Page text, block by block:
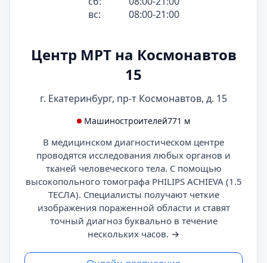
вс:
08:00-21:00
Центр МРТ на Космонавтов
15
г. Екатеринбург, пр-т Космонавтов, д. 15
Машиностроителей771 м
В медицинском диагностическом центре
проводятся исследования любых органов и
тканей человеческого тела. С помощью
высокопольного томографа PHILIPS ACHIEVA (1.5
ТЕСЛА). Специалисты получают четкие
изображения пораженной области и ставят
точный диагноз буквально в течение
нескольких часов. →